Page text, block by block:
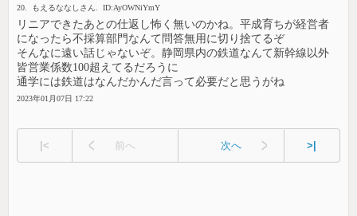
20. もえるななしさん. ID:AyOWNiYmY
リニアできたあとの仕返し怖く無いのかね。平成育ちが経営者
になったら不採算部門なんて問答無用に切り捨てるぞ
そんなに遠い話じゃないぞ。静岡県内の鉄道なんて新幹線以外
皆営業係数100超えてるだろうに
通学には鉄道はなんだかんだ言って必要だと思うがね
2023年01月07日 17:22
|< 前へ 次へ >|